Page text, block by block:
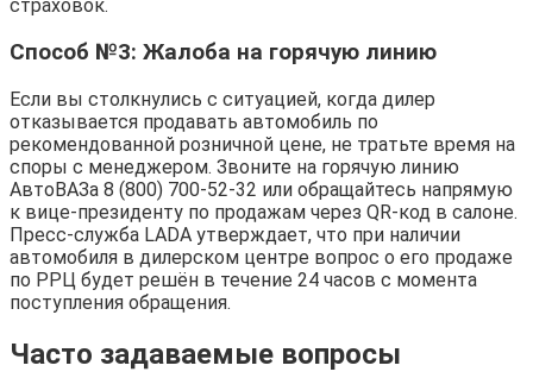
страховок.
Способ №3: Жалоба на горячую линию
Если вы столкнулись с ситуацией, когда дилер
отказывается продавать автомобиль по
рекомендованной розничной цене, не тратьте время на
споры с менеджером. Звоните на горячую линию
АвтоВАЗа 8 (800) 700-52-32 или обращайтесь напрямую
к вице-президенту по продажам через QR-код в салоне.
Пресс-служба LADA утверждает, что при наличии
автомобиля в дилерском центре вопрос о его продаже
по РРЦ будет решён в течение 24 часов с момента
поступления обращения.
Часто задаваемые вопросы